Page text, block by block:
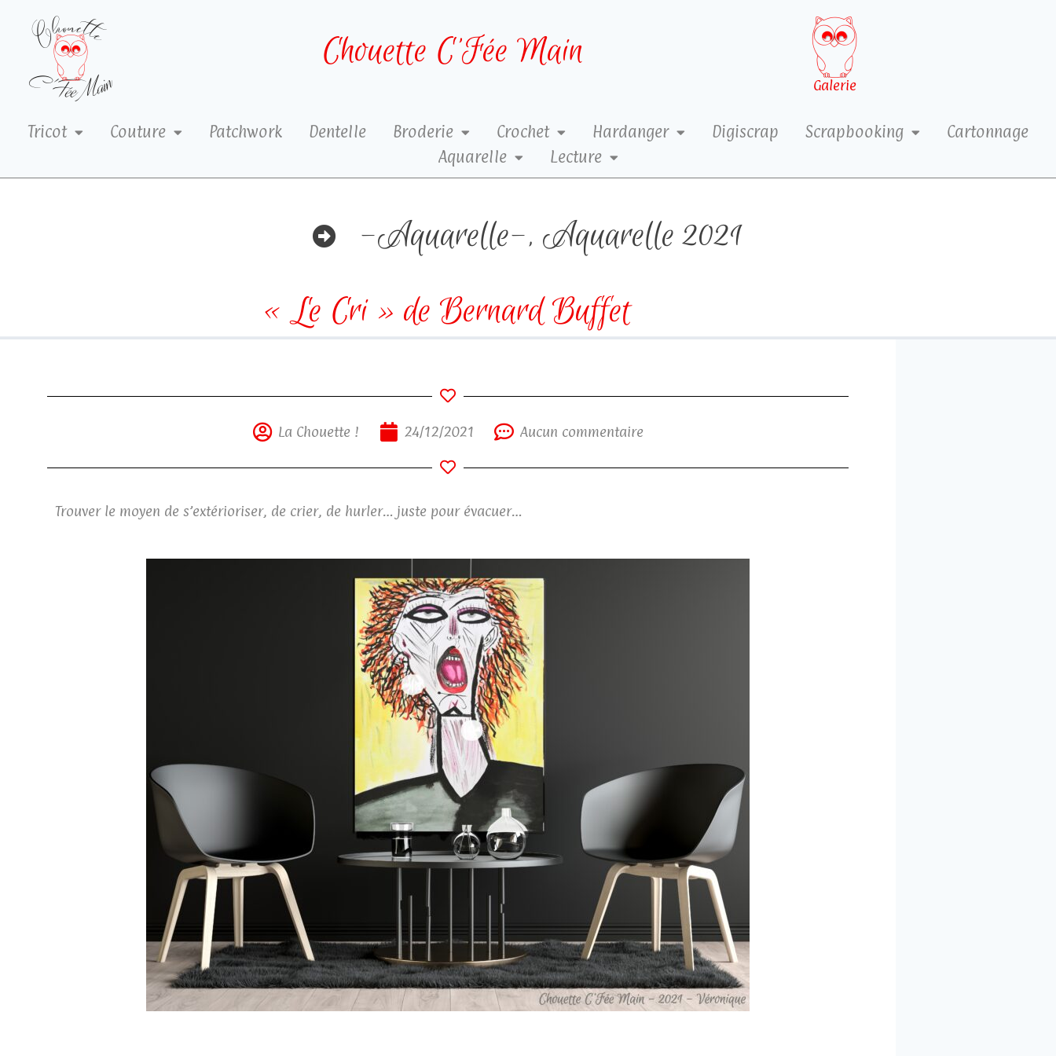
Chouette C’Fée Main
Galerie
Tricot Couture Patchwork Dentelle Broderie Crochet Hardanger Digiscrap Scrapbooking
Cartonnage
Aquarelle
Lecture
-Aquarelle-, Aquarelle 2021
« Le Cri » de Bernard Buffet
La Chouette ! 24/12/2021 Aucun commentaire
Trouver le moyen de s’extérioriser, de crier, de hurler… juste pour évacuer…